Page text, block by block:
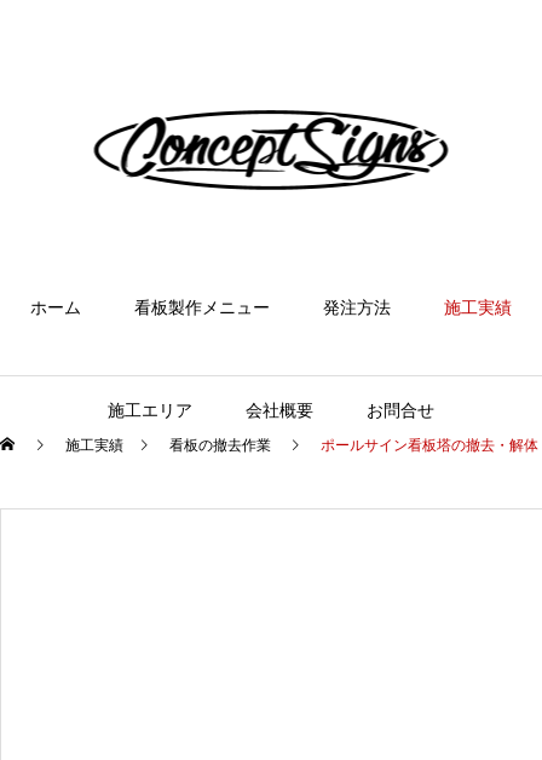
ホーム 看板製作メニュー 発注方法 施工実績
施工エリア 会社概要 お問合せ
施工実績 看板の撤去作業 ポールサイン看板塔の撤去・解